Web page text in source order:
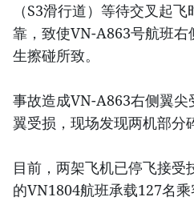
（S3滑行道）等待交叉起
靠，致使VN-A863号航班
生擦碰所致。
事故造成VN-A863右侧翼
翼受损，现场发现两机部分
目前，两架飞机已停飞接受
的VN1804航班承载127名